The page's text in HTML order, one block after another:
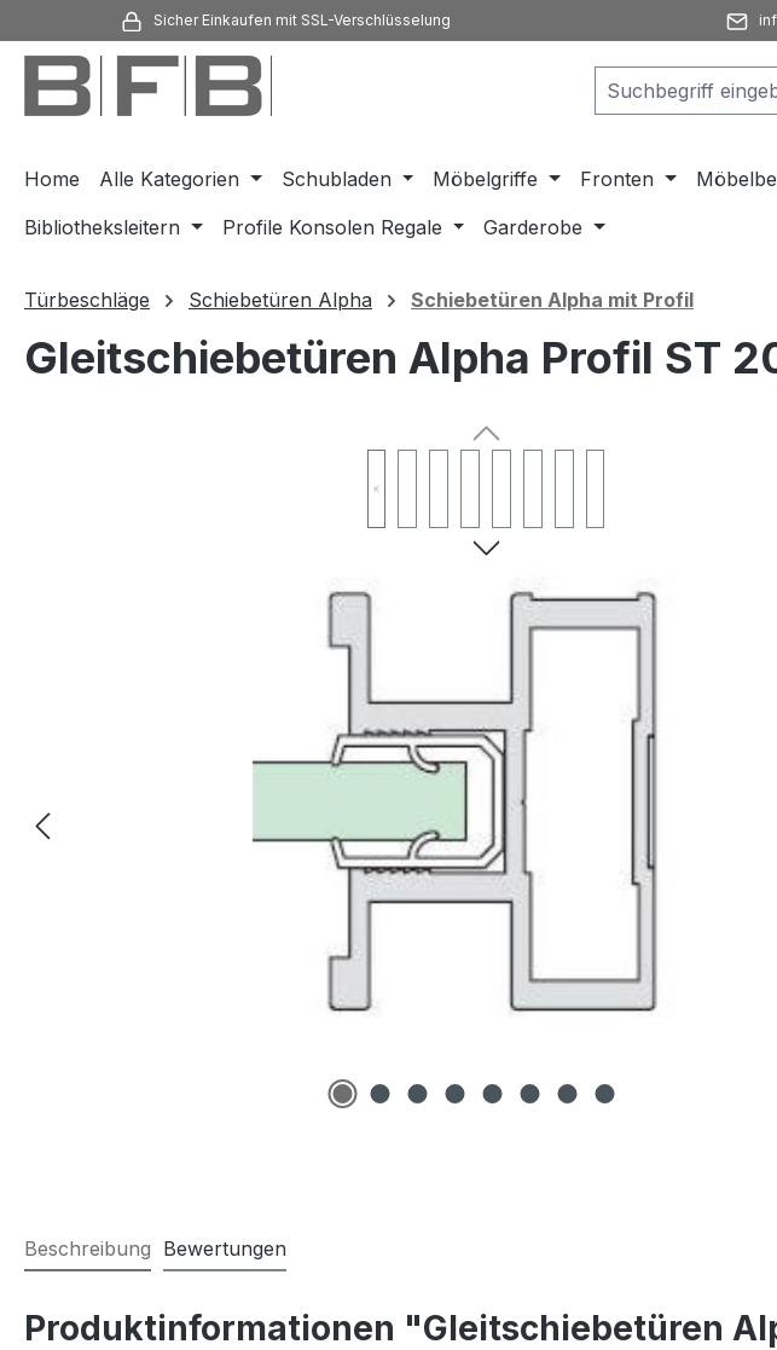
Hauptinhalt springen
Zur Suche springen
Zur Hauptnavigation springen
Sicher Einkaufen mit SSL-Verschlüsselung
Home Alle Kategorien Schubladen Möbelgriffe Fronten
Bibliotheksleitern
Profile Konsolen Regale Garderobe
Türbeschläge Schiebetüren Alpha Schiebetüren Alpha mit Profil
Gleitschiebetüren Alpha Profil ST
Beschreibung Bewertungen
Produktinformationen "Gleitschiebetüren